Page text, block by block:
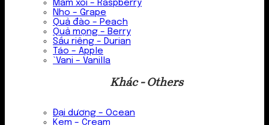
Mâm xôi – Raspberry
Nho – Grape
Quả đào – Peach
Quả mọng – Berry
Sầu riêng – Durian
Táo – Apple
`Vani – Vanilla
Khác - Others
Đại dương – Ocean
Kem – Cream